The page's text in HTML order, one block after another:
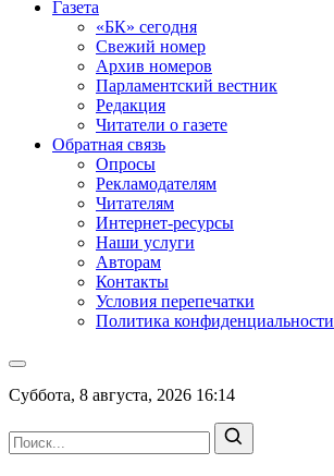
Газета
«БК» сегодня
Свежий номер
Архив номеров
Парламентский вестник
Редакция
Читатели о газете
Обратная связь
Опросы
Рекламодателям
Читателям
Интернет-ресурсы
Наши услуги
Авторам
Контакты
Условия перепечатки
Политика конфиденциальности
Суббота, 8 августа, 2026 16:14